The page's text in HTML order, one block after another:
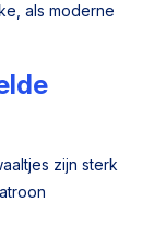
als moderne
zijn sterk